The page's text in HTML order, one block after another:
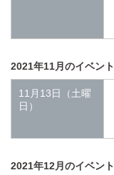
2021年11月のイベント
11月13日（土曜
日）
2021年12月のイベント